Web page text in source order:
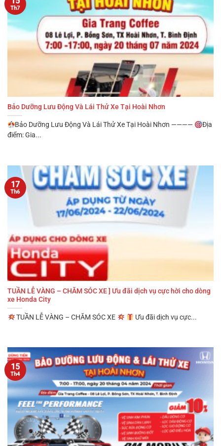
Bảo Dưỡng Lưu Động Và Lái Thử Xe Tại Hoài Nhơn
Bảo Dưỡng Lưu Động Và Lái Thử Xe Tại Hoài Nhơn ————
Địa
điểm: Gia...
Th7
TUẦN LỄ VÀNG – CHĂM SÓC XE ] Ưu đãi dịch vụ cực hời cho dòng
xe Honda City
TUẦN LỄ VÀNG – CHĂM SÓC XE Ưu đãi dịch vụ cực...
17
Th6
15
Th4